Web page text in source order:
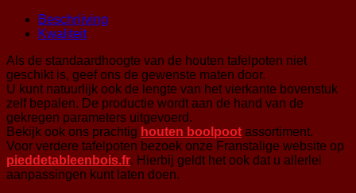
Beschrijving
Kwaliteit
Als de standaardhoogte van de houten tafelpoten niet
geschikt is, geef ons de gewenste maten door.
U kunt natuurlijk ook de lengte van het vierkante bovenstuk
zelf bepalen. De productie wordt aan de hand van de
gekregen parameters uitgevoerd.
Bekijk ook ons prachtig houten boolpoot assortiment.
Voor verdere tafelpoten bezoek onze Franstalige website op
pieddetableenbois.fr. Hierbij geldt het ook dat u allerlei
aanpassingen kunt laten doen.